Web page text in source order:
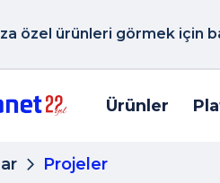
özel ürünleri görmek için
Ürünler
Projeler